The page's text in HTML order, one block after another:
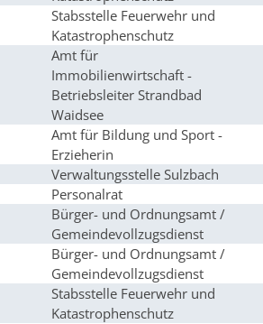
Stabsstelle Feuerwehr und
Katastrophenschutz
Amt für
Immobilienwirtschaft -
Betriebsleiter Strandbad
Waidsee
Amt für Bildung und Sport -
Erzieherin
Verwaltungsstelle Sulzbach
Personalrat
Bürger- und Ordnungsamt /
Gemeindevollzugsdienst
Bürger- und Ordnungsamt /
Gemeindevollzugsdienst
Stabsstelle Feuerwehr und
Katastrophenschutz